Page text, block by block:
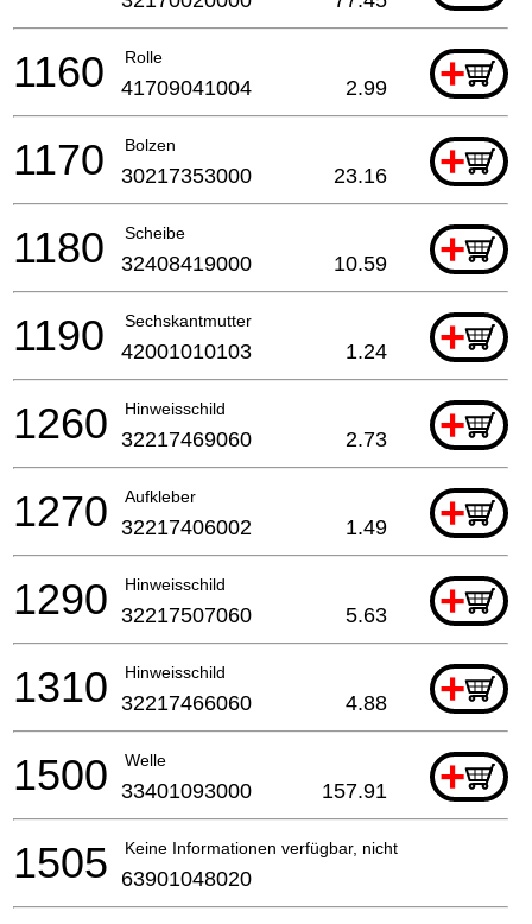
Rolle +
1160 41709041004 2.99
Bolzen +
1170 30217353000 23.16
Scheibe +
1180 32408419000 10.59
Sechskantmutter +
1190 42001010103 1.24
Hinweisschild +
1260 32217469060 2.73
Aufkleber +
1270 32217406002 1.49
Hinweisschild +
1290 32217507060 5.63
Hinweisschild +
1310 32217466060 4.88
Welle +
1500 33401093000 157.91
Keine Informationen verfügbar, nicht bestellbar
1505 63901048020